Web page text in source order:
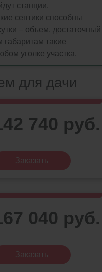
станции,
септики способны
– объем, достаточный
габаритам такие
уголке участка.
для дачи
740 руб.
Заказать
040 руб.
Заказать